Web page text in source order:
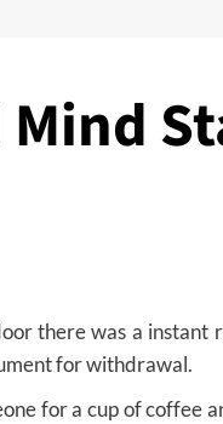
there was a
for withdrawal.
for a cup of coffee